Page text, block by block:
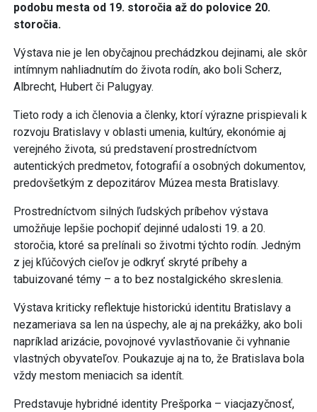
podobu mesta od 19. storočia až do polovice 20.
storočia.
Výstava nie je len obyčajnou prechádzkou dejinami, ale skôr
intímnym nahliadnutím do života rodín, ako boli Scherz,
Albrecht, Hubert či Palugyay.
Tieto rody a ich členovia a členky, ktorí výrazne prispievali k
rozvoju Bratislavy v oblasti umenia, kultúry, ekonómie aj
verejného života, sú predstavení prostredníctvom
autentických predmetov, fotografií a osobných dokumentov,
predovšetkým z depozitárov Múzea mesta Bratislavy.
Prostredníctvom silných ľudských príbehov výstava
umožňuje lepšie pochopiť dejinné udalosti 19. a 20.
storočia, ktoré sa prelínali so životmi týchto rodín. Jedným
z jej kľúčových cieľov je odkryť skryté príbehy a
tabuizované témy – a to bez nostalgického skreslenia.
Výstava kriticky reflektuje historickú identitu Bratislavy a
nezameriava sa len na úspechy, ale aj na prekážky, ako boli
napríklad arizácie, povojnové vyvlastňovanie či vyhnanie
vlastných obyvateľov. Poukazuje aj na to, že Bratislava bola
vždy mestom meniacich sa identít.
Predstavuje hybridné identity Prešporka – viacjazyčnosť,